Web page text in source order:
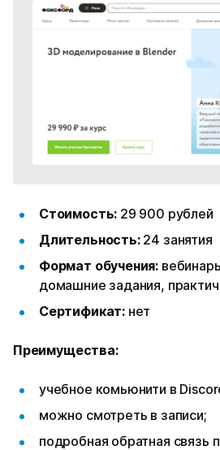
Стоимость: 29 900 рублей
Длительность: 24 занятия
Формат обучения:
домашние задания,
Сертификат: нет
Преимущества:
учебное комьюнити в
можно смотреть в записи;
подробная обратная связь